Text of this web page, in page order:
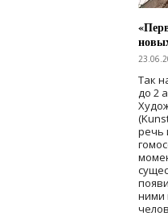
Так
до 2
речь
ними